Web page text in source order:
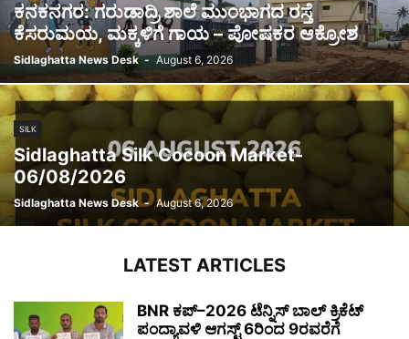
ಕನಕನಗರ: ಗರುಡಾದ್ರಿ ಶಾಲೆ ಮುಂಭಾಗದ ರಸ್ತೆ
ಕೆಸರುಮಯ, ಮಕ್ಕಳಿಗೆ ಗಾಯ – ಪೋಷಕರ ಆಕ್ರೋಶ
Sidlaghatta News Desk - August 6, 2026
SILK
Sidlaghatta Silk Cocoon Market-
06/08/2026
Sidlaghatta News Desk - August 6, 2026
LATEST ARTICLES
BNR ಕಪ್–2026 ಟೆನ್ನಿಸ್ ಬಾಲ್ ಕ್ರಿಕೆಟ್
ಪಂದ್ಯಾವಳಿ ಆಗಸ್ಟ್ 6ರಿಂದ 9ರವರೆಗೆ